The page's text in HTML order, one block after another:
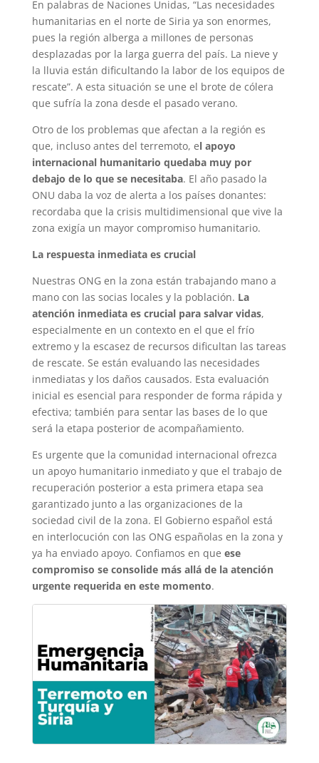
En palabras de Naciones Unidas, “Las necesidades
humanitarias en el norte de Siria ya son enormes,
pues la región alberga a millones de personas
desplazadas por la larga guerra del país. La nieve y
la lluvia están dificultando la labor de los equipos de
rescate”. A esta situación se une el brote de cólera
que sufría la zona desde el pasado verano.
Otro de los problemas que afectan a la región es
que, incluso antes del terremoto, el apoyo
internacional humanitario quedaba muy por
debajo de lo que se necesitaba. El año pasado la
ONU daba la voz de alerta a los países donantes:
recordaba que la crisis multidimensional que vive la
zona exigía un mayor compromiso humanitario.
La respuesta inmediata es crucial
Nuestras ONG en la zona están trabajando mano a
mano con las socias locales y la población. La
atención inmediata es crucial para salvar vidas,
especialmente en un contexto en el que el frío
extremo y la escasez de recursos dificultan las tareas
de rescate. Se están evaluando las necesidades
inmediatas y los daños causados. Esta evaluación
inicial es esencial para responder de forma rápida y
efectiva; también para sentar las bases de lo que
será la etapa posterior de acompañamiento.
Es urgente que la comunidad internacional ofrezca
un apoyo humanitario inmediato y que el trabajo de
recuperación posterior a esta primera etapa sea
garantizado junto a las organizaciones de la
sociedad civil de la zona. El Gobierno español está
en interlocución con las ONG españolas en la zona y
ya ha enviado apoyo. Confiamos en que ese
compromiso se consolide más allá de la atención
urgente requerida en este momento.